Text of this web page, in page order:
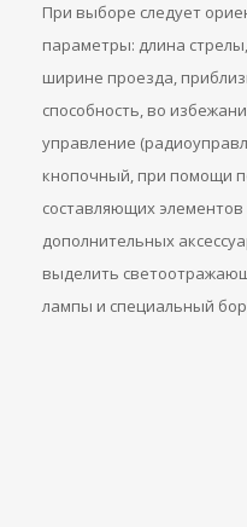
При выборе следует
параметры: длина
ширине проезда,
способность, во
управление
кнопочный, при помощи
составляющих элементов
дополнительных
выделить
лампы и специальный